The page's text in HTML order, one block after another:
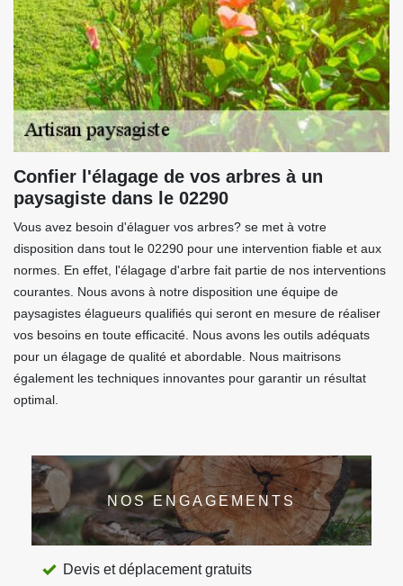
Confier l'élagage de vos arbres à un
paysagiste dans le 02290
Vous avez besoin d'élaguer vos arbres? se met à votre
disposition dans tout le 02290 pour une intervention fiable et aux
normes. En effet, l'élagage d'arbre fait partie de nos interventions
courantes. Nous avons à notre disposition une équipe de
paysagistes élagueurs qualifiés qui seront en mesure de réaliser
vos besoins en toute efficacité. Nous avons les outils adéquats
pour un élagage de qualité et abordable. Nous maitrisons
également les techniques innovantes pour garantir un résultat
optimal.
NOS ENGAGEMENTS
Devis et déplacement gratuits